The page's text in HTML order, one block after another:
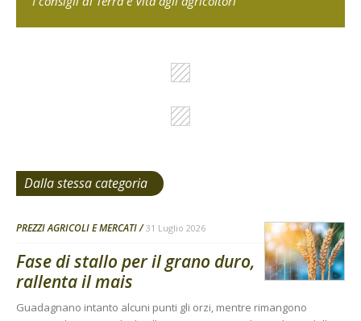
Dalla stessa categoria
PREZZI AGRICOLI E MERCATI 31 Luglio 2026
Fase di stallo per il grano duro,
rallenta il mais
Guadagnano intanto alcuni punti gli orzi, mentre rimangono